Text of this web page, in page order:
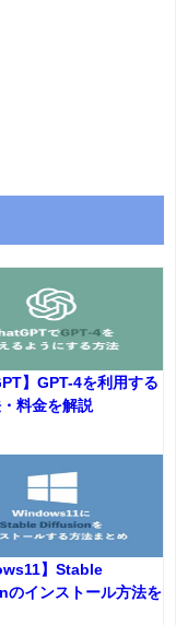
】GPT-4を利用する
料金を解説
】Stable
のインストール方法を